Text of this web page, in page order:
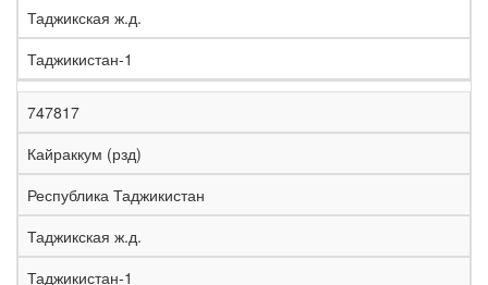
Таджикская ж.д.
Таджикистан-1
747817
Кайраккум (рзд)
Республика Таджикистан
Таджикская ж.д.
Таджикистан-1